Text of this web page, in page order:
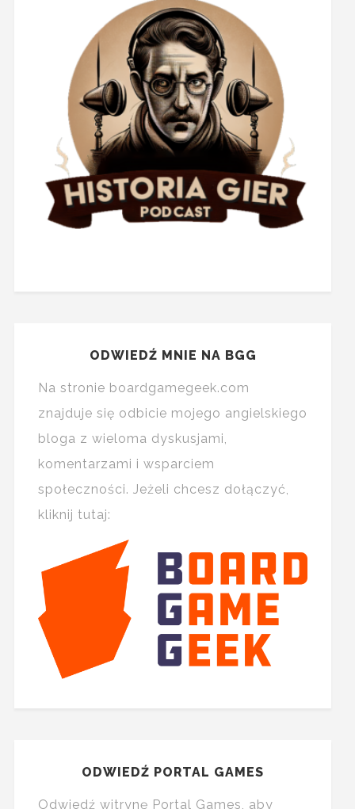
ODWIEDŹ MNIE NA BGG
Na stronie boardgamegeek.com
znajduje się odbicie mojego angielskiego
bloga z wieloma dyskusjami,
komentarzami i wsparciem
społeczności. Jeżeli chcesz dołączyć,
kliknij tutaj:
ODWIEDŹ PORTAL GAMES
Odwiedź witrynę Portal Games, aby